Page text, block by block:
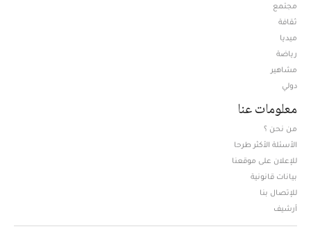
مجتمع
ثقافة
ميديا
رياضة
مشاهير
دولي
معلومات عنا
من نحن ؟
الأسئلة الأكثر طرحا
للإعلان على موقعنا
بيانات قانونية
للإتصال بنا
أرشيف